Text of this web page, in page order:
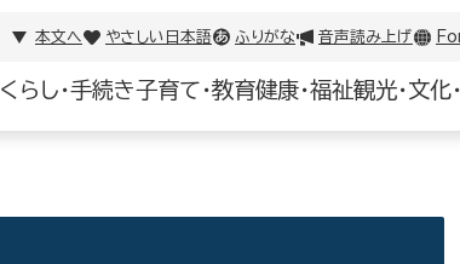
本文へ やさしい日本語 ふりがな 音声読み上げ
くらし・手続き子育て・教育健康・福祉観光・文化